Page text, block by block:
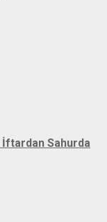
İftardan Sahurda